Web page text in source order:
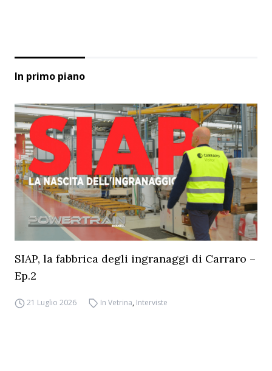
In primo piano
SIAP, la fabbrica degli ingranaggi di Carraro –
Ep.2
21 Luglio 2026 In Vetrina, Interviste